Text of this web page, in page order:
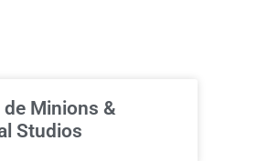
Minions &
Studios